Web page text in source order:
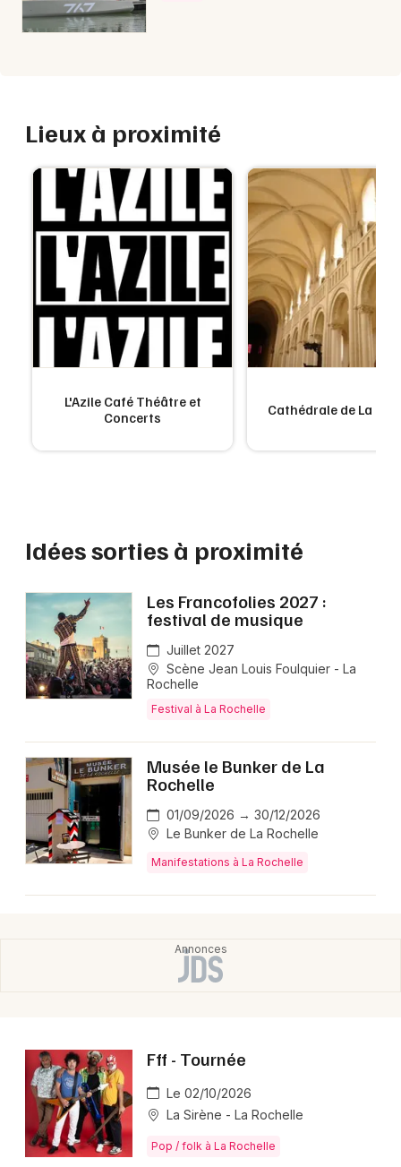
Lieux à proximité
L'Azile Café Théâtre et
Concerts
Cathédrale de La
Idées sorties à proximité
Les Francofolies 2027 :
festival de musique
Juillet 2027
Scène Jean Louis Foulquier - La
Rochelle
Festival à La Rochelle
Musée le Bunker de La
Rochelle
01/09/2026 → 30/12/2026
Le Bunker de La Rochelle
Manifestations à La Rochelle
Fff - Tournée
Le 02/10/2026
La Sirène - La Rochelle
Pop / folk à La Rochelle